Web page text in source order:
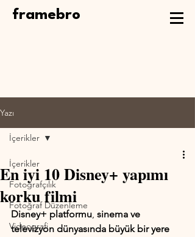
framebro
Yazı
İçerikler
Fotoğrafçılık
Fotoğraf Düzenleme
Videografi
İçerikler
En iyi 10 Disney+ yapımı
korku filmi
Disney+ platformu, sinema ve
televizyon dünyasında büyük bir yere